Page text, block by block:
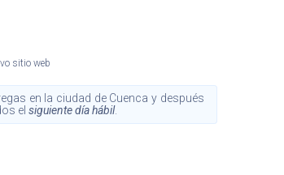
sitio web
en la ciudad de Cuenca y después
elsiguiente día hábil.